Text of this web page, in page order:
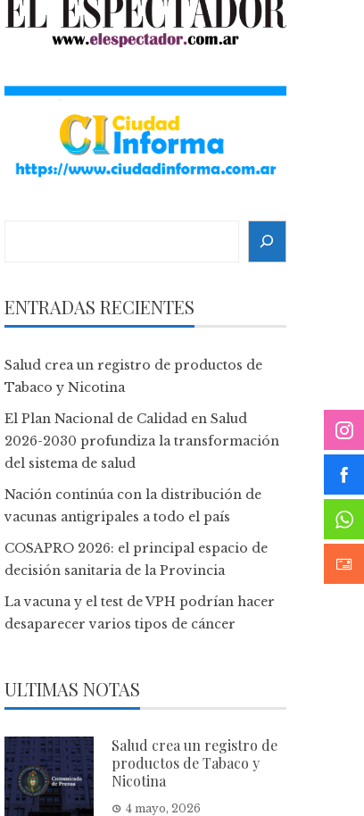
ENTRADAS RECIENTES
Salud crea un registro de productos de
Tabaco y Nicotina
El Plan Nacional de Calidad en Salud
2026-2030 profundiza la transformación
del sistema de salud
Nación continúa con la distribución de
vacunas antigripales a todo el país
COSAPRO 2026: el principal espacio de
decisión sanitaria de la Provincia
La vacuna y el test de VPH podrían hacer
desaparecer varios tipos de cáncer
ULTIMAS NOTAS
Salud crea un registro de
productos de Tabaco y
Nicotina
4 mayo, 2026